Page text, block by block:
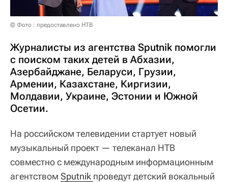
© Фото : предоставлено НТВ
Журналисты из агентства Sputnik помогли
с поиском таких детей в Абхазии,
Азербайджане, Беларуси, Грузии,
Армении, Казахстане, Киргизии,
Молдавии, Украине, Эстонии и Южной
Осетии.
На российском телевидении стартует новый
музыкальный проект — телеканал НТВ
совместно с международным информационным
агентством Sputnik проведут детский вокальный